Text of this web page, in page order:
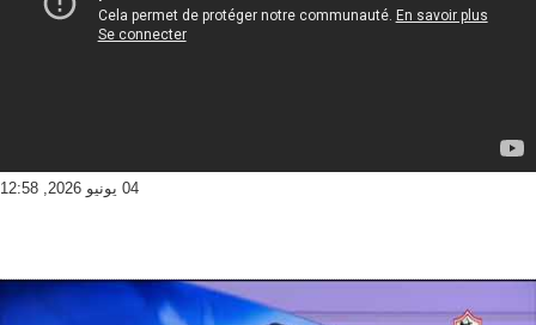
04 يونيو 2026, 12:58